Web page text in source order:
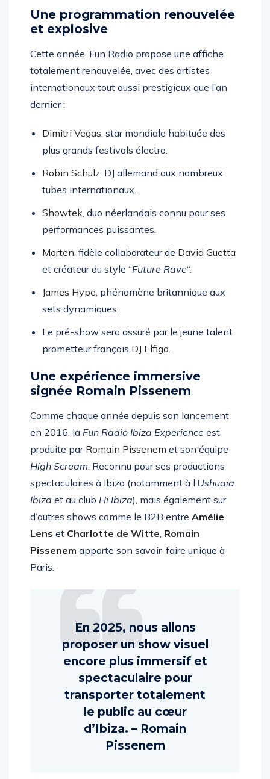
Une programmation renouvelée
Cette année, Fun Radio propose une affiche
totalement renouvelée, avec des artistes
internationaux tout aussi prestigieux que l’an
Dimitri Vegas, star mondiale habituée des
Robin Schulz, DJ allemand aux nombreux
Showtek, duo néerlandais connu pour ses
Morten, fidèle collaborateur de David Guetta
James Hype, phénomène britannique aux
Le pré-show sera assuré par le jeune talent
Une expérience immersive
Comme chaque année depuis son lancement
en 2016, laFun Radio Ibiza Experience est
produite parRomain Pissenemet son équipe
High Scream. Reconnu pour ses productions
spectaculaires à Ibiza (notamment à l’Ushuaïa
Ibizaet au club Hï Ibiza ), mais également sur
d’autres shows comme le B2B entreAmélie
LensetCharlotte de Witte, Romain
Pissenem
En 2025, nous allons
proposer un show visuel
encore plus immersif et
spectaculaire pour
transporter totalement
le public au cœur
d’Ibiza. – Romain